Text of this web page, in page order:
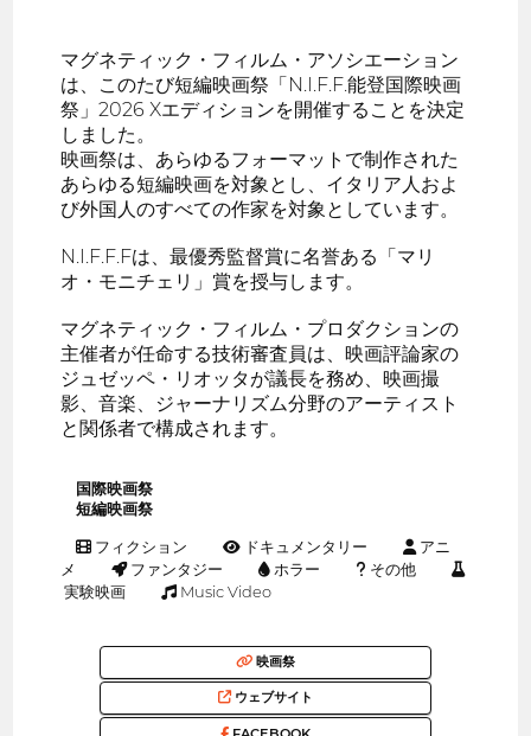
マグネティック・フィルム・アソシエーション
は、このたび短編映画祭「N.I.F.F.能登国際映画
祭」2026 Xエディションを開催することを決定
しました。
映画祭は、あらゆるフォーマットで制作された
あらゆる短編映画を対象とし、イタリア人およ
び外国人のすべての作家を対象としています。
N.I.F.F.Fは、最優秀監督賞に名誉ある「マリ
オ・モニチェリ」賞を授与します。
マグネティック・フィルム・プロダクションの
主催者が任命する技術審査員は、映画評論家の
ジュゼッペ・リオッタが議長を務め、映画撮
影、音楽、ジャーナリズム分野のアーティスト
と関係者で構成されます。
国際映画祭
短編映画祭
フィクション ドキュメンタリー
アニ
メ
ファンタジー ホラー
その他
実験映画
Music Video
映画祭
ウェブサイト